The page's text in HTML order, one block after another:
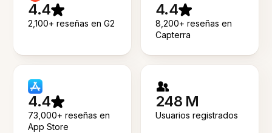
4.4
2,100+ reseñas en G2
4.4
8,200+ reseñas en
Capterra
4.4
73,000+ reseñas en
App Store
248 M
Usuarios registrados